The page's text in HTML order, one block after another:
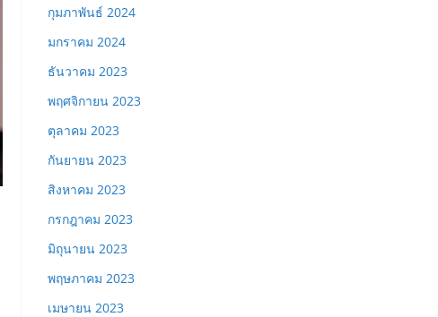
กุมภาพันธ์ 2024
มกราคม 2024
ธันวาคม 2023
พฤศจิกายน 2023
ตุลาคม 2023
กันยายน 2023
สิงหาคม 2023
กรกฎาคม 2023
มิถุนายน 2023
พฤษภาคม 2023
เมษายน 2023